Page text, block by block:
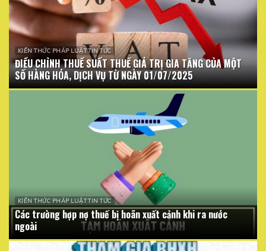
KIẾN THỨC PHÁP LUẬT TIN TỨC
ĐIỀU CHỈNH THUẾ SUẤT THUẾ GIÁ TRỊ GIA TĂNG CỦA MỘT
SỐ HÀNG HÓA, DỊCH VỤ TỪ NGÀY 01/07/2025
KIẾN THỨC PHÁP LUẬT TIN TỨC
Các trường hợp nợ thuế bị hoãn xuất cảnh khi ra nước
ngoài